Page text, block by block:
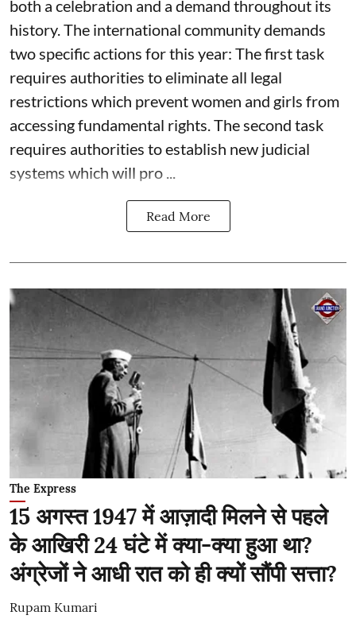
both a celebration and a demand throughout its
history. The international community demands
two specific actions for this year: The first task
requires authorities to eliminate all legal
restrictions which prevent women and girls from
accessing fundamental rights. The second task
requires authorities to establish new judicial
systems which will pro ...
Read More
The Express
15 अगस्त 1947 में आज़ादी मिलने से पहले
के आखिरी 24 घंटे में क्या-क्या हुआ था?
अंग्रेजों ने आधी रात को ही क्यों सौंपी सत्ता?
Rupam Kumari